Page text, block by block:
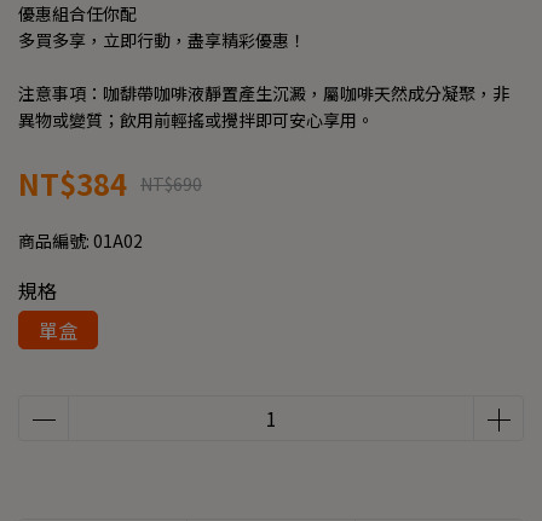
優惠組合任你配
多買多享，立即行動，盡享精彩優惠！
注意事項：咖馡帶咖啡液靜置產生沉澱，屬咖啡天然成分凝聚，非
異物或變質；飲用前輕搖或攪拌即可安心享用。
NT$384 NT$690
商品編號: 01A02
規格
單盒